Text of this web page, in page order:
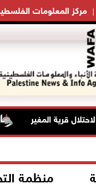
مركز المعلومات
قرية المغير
منظمة